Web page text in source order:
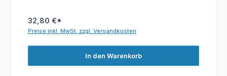
32,80 €*
Preise inkl. MwSt. zzgl. Versandkosten
In den Warenkorb